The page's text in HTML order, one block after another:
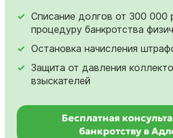
Списание долгов от 300 000
процедуру банкротства
Остановка начисления
Защита от давления
взыскателей
Бесплатная
банкротству в